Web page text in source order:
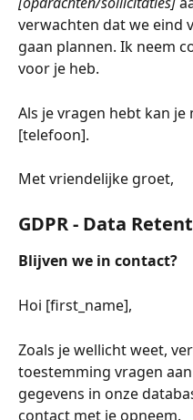
verwachten dat we eind
gaan plannen. Ik neem
voor je heb.
Als je vragen hebt kan
[telefoon].
Met vriendelijke groet,
GDPR - Data
Blijven we in contact?
Hoi [first_name],
Zoals je wellicht weet,
toestemming vragen
gegevens in onze
contact met je opneem.